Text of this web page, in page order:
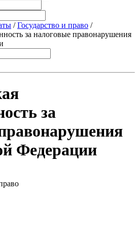
/Государство и право /
за налоговые правонарушения
за
Федерации